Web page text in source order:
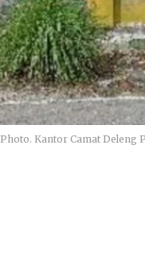
Photo. Kantor Camat Deleng